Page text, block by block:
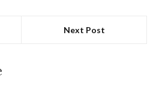
Next Post